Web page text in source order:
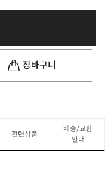
장바구니
관련상품
배송/교환
안내